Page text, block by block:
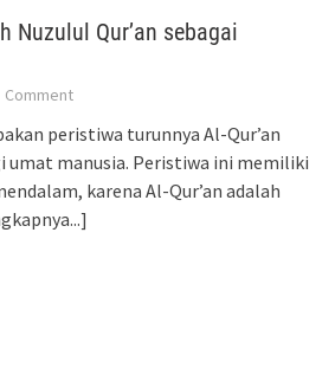
Nuzulul Qur’an sebagai
Comment
peristiwa turunnya Al-Qur’an
umat manusia. Peristiwa ini memiliki
karena Al-Qur’an adalah